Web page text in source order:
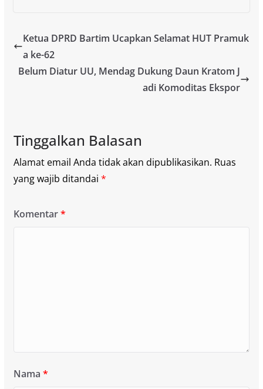
Ketua DPRD Bartim Ucapkan Selamat HUT Pramuk
a ke-62
Belum Diatur UU, Mendag Dukung Daun Kratom J
adi Komoditas Ekspor
Tinggalkan Balasan
Alamat email Anda tidak akan dipublikasikan. Ruas
yang wajib ditandai *
Komentar*
Nama *